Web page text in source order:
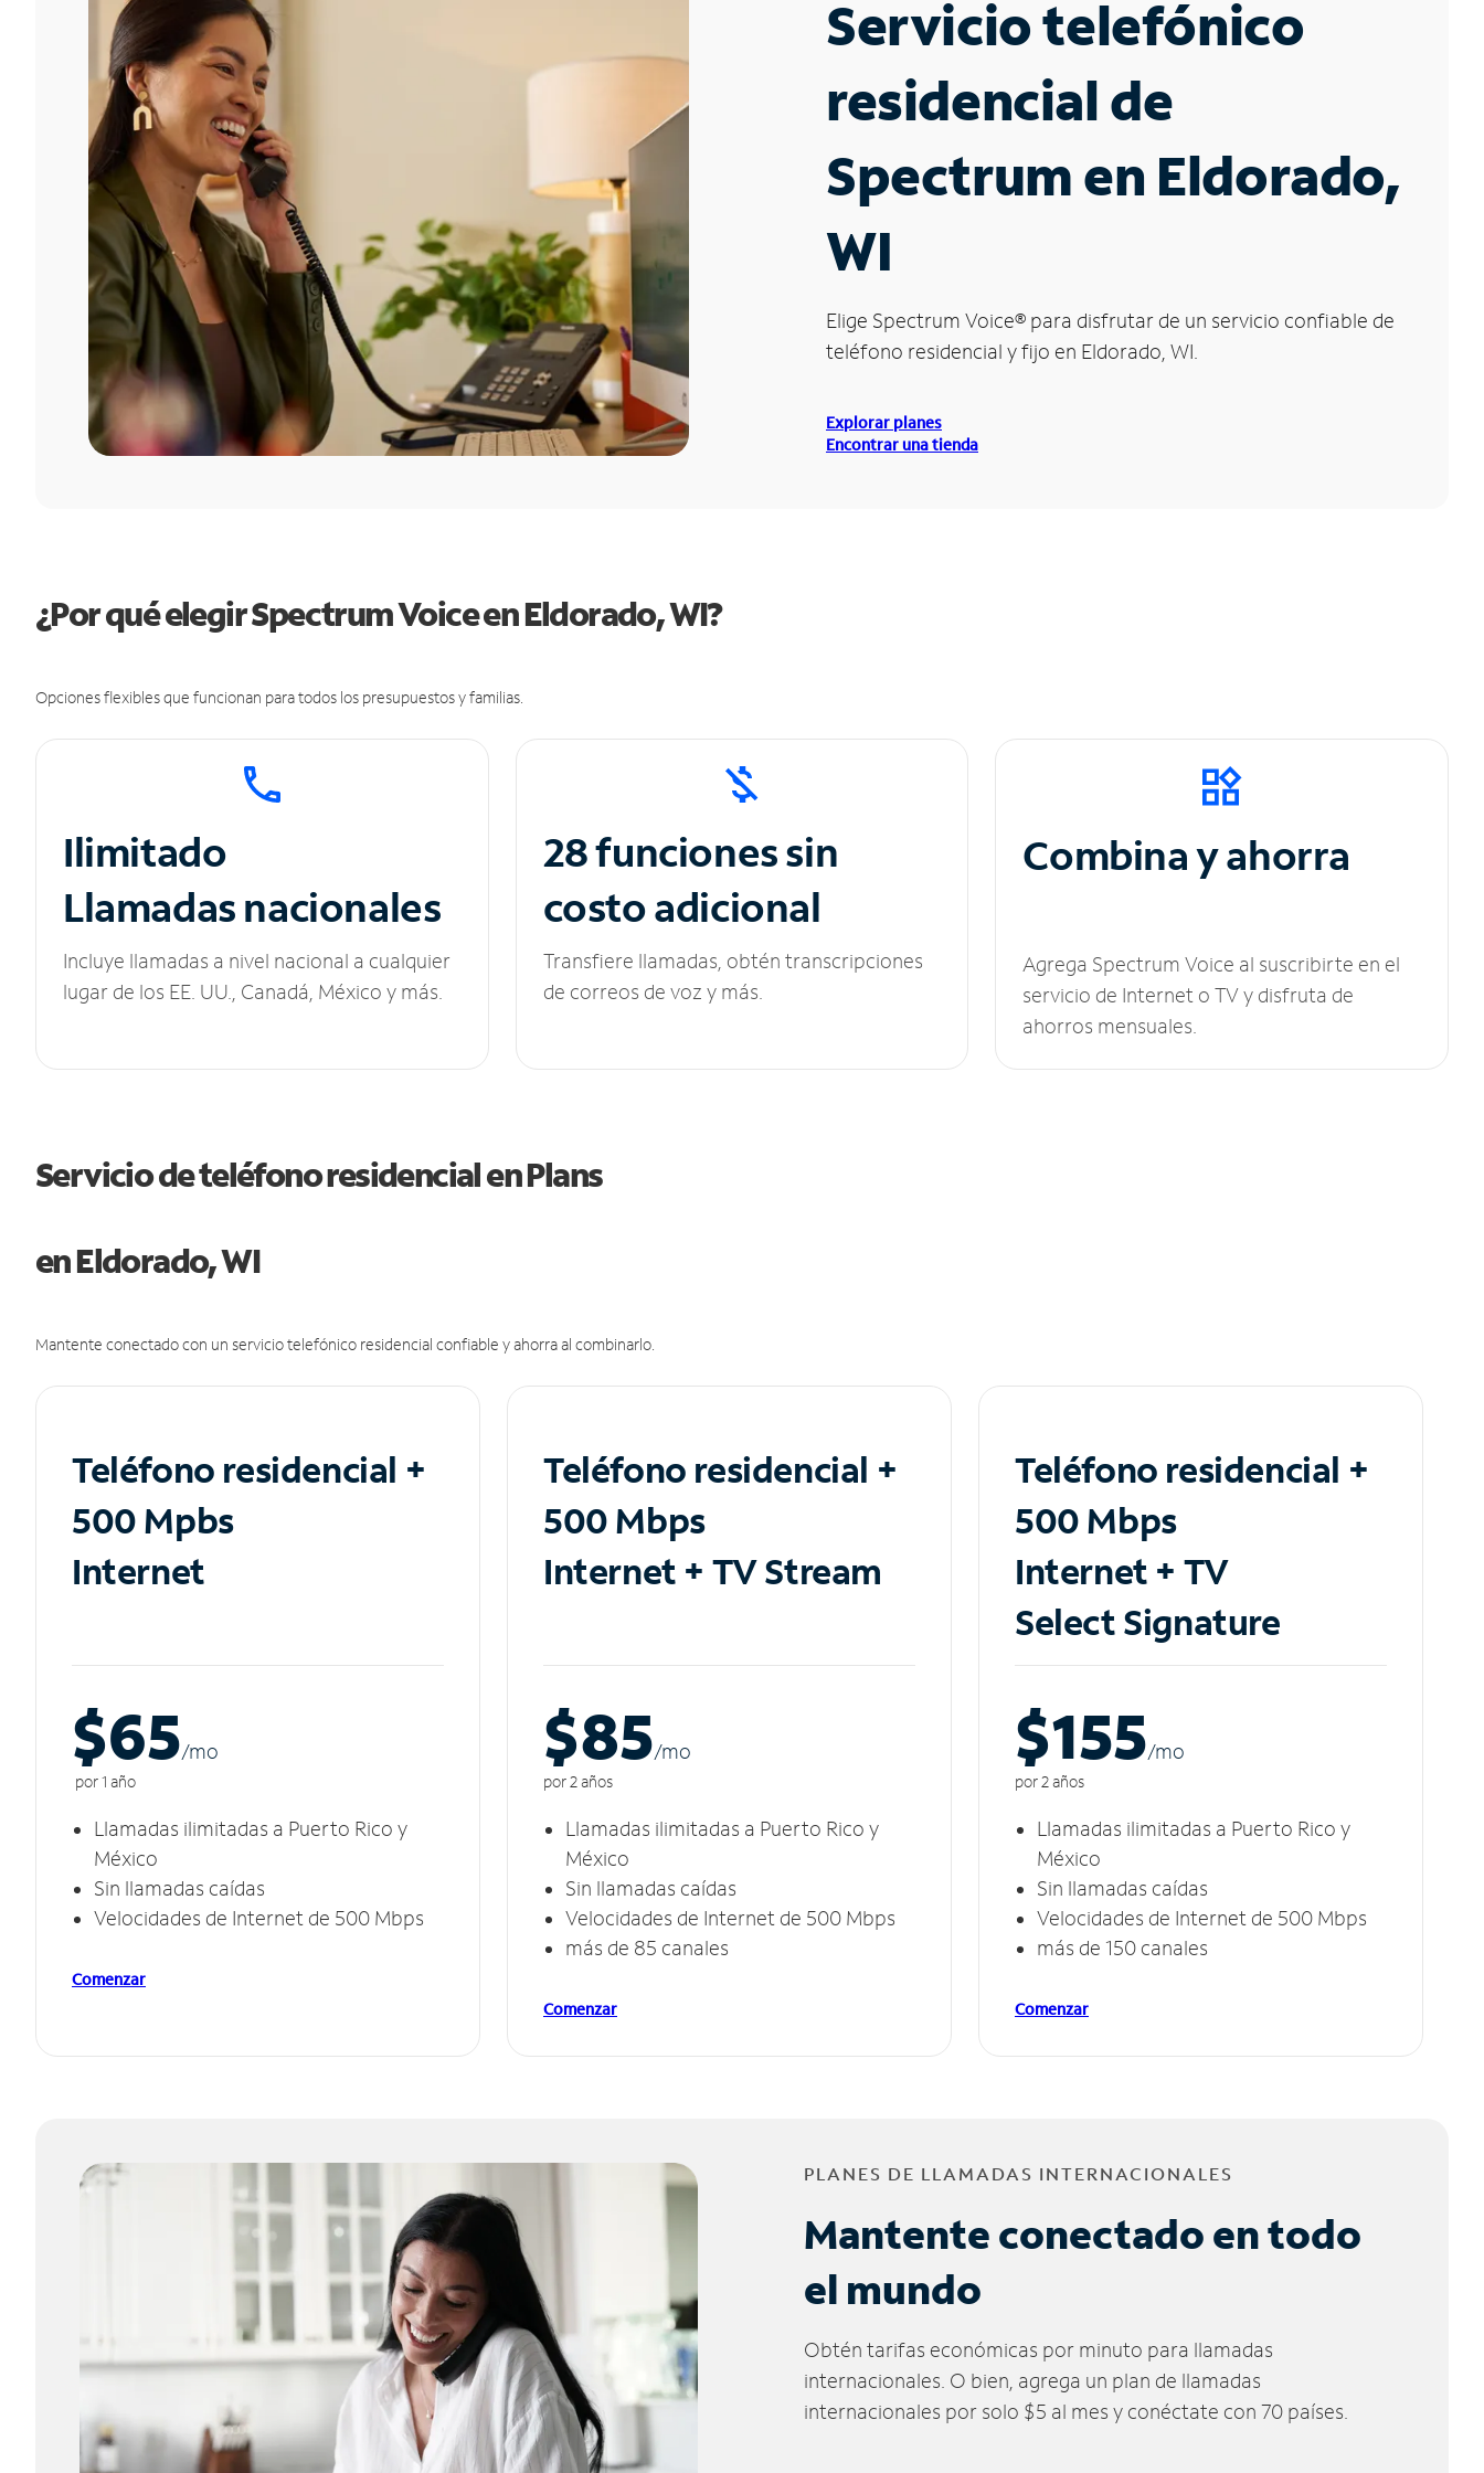
Servicio telefónico
residencial de
Spectrum en Eldorado,
WI
Elige Spectrum Voice® para disfrutar de un servicio confiable de
teléfono residencial y fijo en Eldorado, WI.
Explorar planes
Encontrar una tienda
¿Por qué elegir Spectrum Voice en Eldorado, WI?
Opciones flexibles que funcionan para todos los presupuestos y familias.
Ilimitado
Llamadas nacionales
Incluye llamadas a nivel nacional a cualquier
lugar de los EE. UU., Canadá, México y más.
28 funciones sin
costo adicional
Transfiere llamadas, obtén transcripciones
de correos de voz y más.
Combina y ahorra
Agrega Spectrum Voice al suscribirte en el
servicio de Internet o TV y disfruta de
ahorros mensuales.
Servicio de teléfono residencial en Plans
en Eldorado, WI
Mantente conectado con un servicio telefónico residencial confiable y ahorra al combinarlo.
Teléfono residencial +
500 Mpbs
Internet
$65/mo
por 1 año
Llamadas ilimitadas a Puerto Rico y
México
Sin llamadas caídas
Velocidades de Internet de 500 Mbps
Comenzar
Teléfono residencial +
500 Mbps
Internet + TV Stream
$85/mo
por 2 años
Llamadas ilimitadas a Puerto Rico y
México
Sin llamadas caídas
Velocidades de Internet de 500 Mbps
más de 85 canales
Comenzar
Teléfono residencial +
500 Mbps
Internet + TV
Select Signature
$155/mo
por 2 años
Llamadas ilimitadas a Puerto Rico y
México
Sin llamadas caídas
Velocidades de Internet de 500 Mbps
más de 150 canales
Comenzar
PLANES DE LLAMADAS INTERNACIONALES
Mantente conectado en todo
el mundo
Obtén tarifas económicas por minuto para llamadas
internacionales. O bien, agrega un plan de llamadas
internacionales por solo $5 al mes y conéctate con 70 países.